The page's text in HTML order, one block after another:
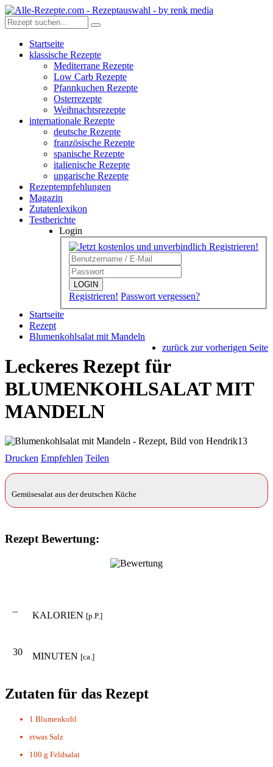
Startseite
klassische Rezepte
Mediterrane Rezepte
Low Carb Rezepte
Pfannkuchen Rezepte
Osterrezepte
Weihnachtsrezepte
internationale Rezepte
deutsche Rezepte
französische Rezepte
spanische Rezepte
italienische Rezepte
ungarische Rezepte
Rezeptempfehlungen
Magazin
Zutatenlexikon
Testberichte
Login
LOGIN
Registrieren! Passwort vergessen?
Startseite
Rezept
Blumenkohlsalat mit Mandeln
zurück zur vorherigen Seite
Leckeres Rezept für
BLUMENKOHLSALAT MIT
MANDELN
Drucken Empfehlen Teilen
Gemüsesalat aus der deutschen Küche
Rezept Bewertung:
– KALORIEN [p.P.]
30 MINUTEN [ca.]
Zutaten für das Rezept
1 Blumenkohl
etwas Salz
100 g Feldsalat